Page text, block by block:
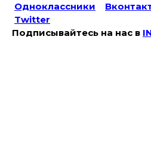
Одноклассники
Twitter
Подписывайтесь на наc в